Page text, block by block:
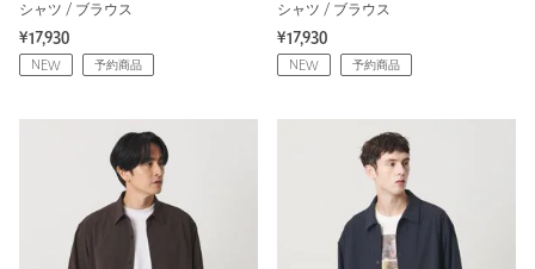
シャツ / ブラウス
¥17,930
NEW 予約商品
シャツ / ブラウス
¥17,930
NEW 予約商品